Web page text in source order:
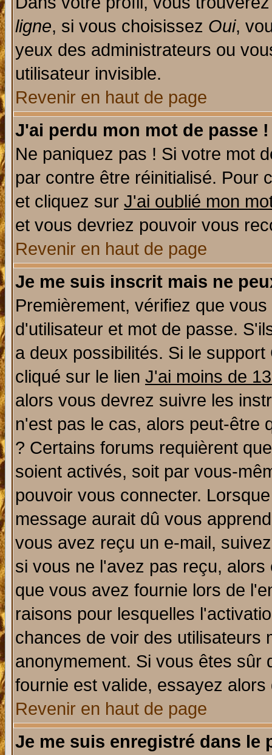
ligne, si vous choisissez Oui,
yeux des administrateurs ou
utilisateur invisible.
Revenir en haut de page
J'ai perdu mon mot de passe !
Ne paniquez pas ! Si votre mot
par contre être réinitialisé. Pour
et cliquez sur J'ai oublié mon
et vous devriez pouvoir vous
Revenir en haut de page
Je me suis inscrit mais ne
Premièrement, vérifiez que
d'utilisateur et mot de passe.
a deux possibilités. Si le
cliqué sur le lien J'ai moins de
alors vous devrez suivre les
n'est pas le cas, alors peut-être
? Certains forums requièrent
soient activés, soit par vous-
pouvoir vous connecter.
message aurait dû vous
vous avez reçu un e-mail,
si vous ne l'avez pas reçu,
que vous avez fournie lors de
raisons pour lesquelles
chances de voir des utilisateurs
anonymement. Si vous êtes sûr
fournie est valide, essayez
Revenir en haut de page
Je me suis enregistré dans le